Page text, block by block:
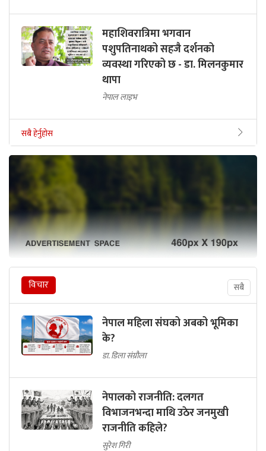
महाशिवरात्रिमा भगवान
पशुपतिनाथको सहजै दर्शनको
व्यवस्था गरिएको छ - डा. मिलनकुमार
थापा
नेपाल लाइभ
सबै हेर्नुहोस
विचार सबै
नेपाल महिला संघको अबको भूमिका
के?
डा. डिला संग्रौला
नेपालको राजनीति: दलगत
विभाजनभन्दा माथि उठेर जनमुखी
राजनीति कहिले?
सुरेश गिरी